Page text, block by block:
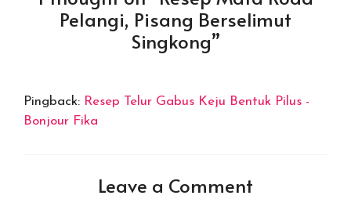
Pelangi, Pisang Berselimut
Singkong”
Pingback: Resep Telur Gabus Keju Bentuk Pilus -
Bonjour Fika
Leave a Comment